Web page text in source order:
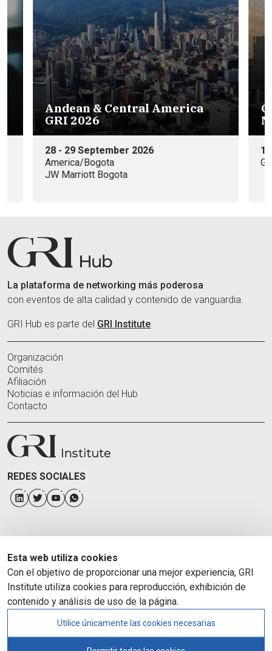
& Central America
2026
September 2026
Bogota
Bogota
GRI
Mexico 2026
15 de Octubre
Galicia
La plataforma de networking más poderosa
con eventos de alta calidad y contenido de vanguardia.
GRI Hub es parte del GRI Institute
Organización
Comités
Afiliación
Noticias e información del Hub
Contacto
REDES SOCIALES
Esta web utiliza cookies
Con el objetivo de proporcionar una mejor experiencia, GRI
Institute utiliza cookies para reproducción, exhibición de
contenido y análisis de uso de la página.
Utilice únicamente las cookies necesarias